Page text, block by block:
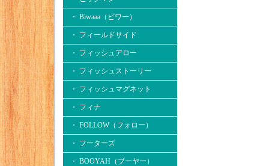
・ Biwaaa（ビワー）
・ フィールドサイド
・ フィッシュアロー
・ フィッシュストーリー
・ フィッシュマグネット
・ フィナ
・ FOLLOW（フォロー）
・ フーターズ
・ BOOYAH（ブーヤー）